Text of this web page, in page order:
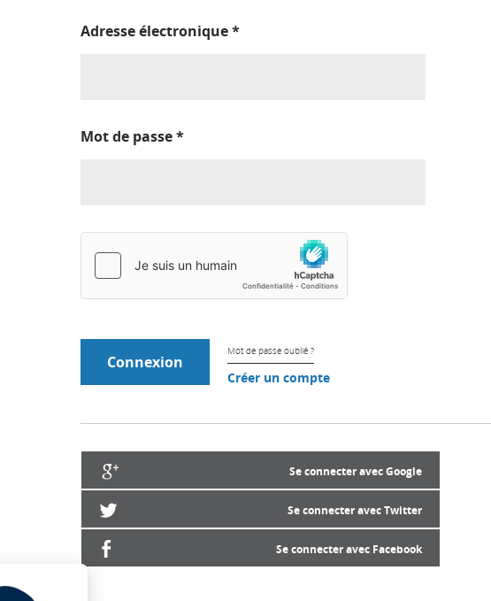
Adresse électronique*
Mot de passe*
Mot de passe oublié ?
Créer un compte
Se connecter avec Google
Se connecter avec Twitter
Se connecter avec Facebook